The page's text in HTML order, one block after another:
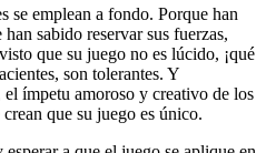
se emplean a fondo. Porque han
sabido reservar sus fuerzas,
que su juego no es lúcido, ¡qué
son tolerantes. Y
ímpetu amoroso y creativo de los
que su juego es único.